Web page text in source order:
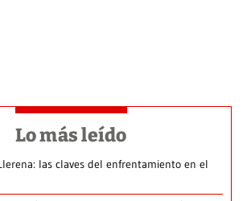
Lo más leído
las claves del enfrentamiento en el